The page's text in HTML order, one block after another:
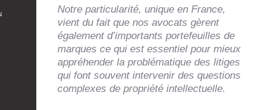
Notre particularité, unique en France,
vient du fait que nos avocats gèrent
également d’importants portefeuilles de
marques ce qui est essentiel pour mieux
appréhender la problématique des litiges
qui font souvent intervenir des questions
complexes de propriété intellectuelle.